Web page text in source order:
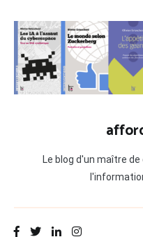
contenu
Le blog d'un maître